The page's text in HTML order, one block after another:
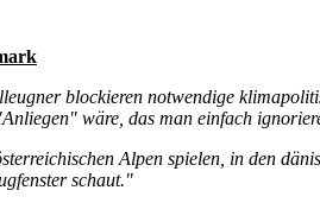
blockieren notwendige
wäre, das man einfach
Alpen spielen, in den
schaut."